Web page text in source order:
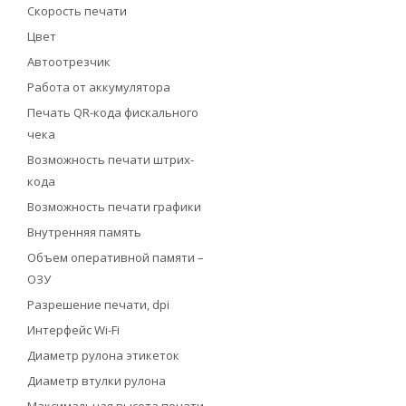
Скорость печати
Цвет
Автоотрезчик
Работа от аккумулятора
Печать QR-кода фискального
чека
Возможность печати штрих-
кода
Возможность печати графики
Внутренняя память
Объем оперативной памяти –
ОЗУ
Разрешение печати, dpi
Интерфейс Wi-Fi
Диаметр рулона этикеток
Диаметр втулки рулона